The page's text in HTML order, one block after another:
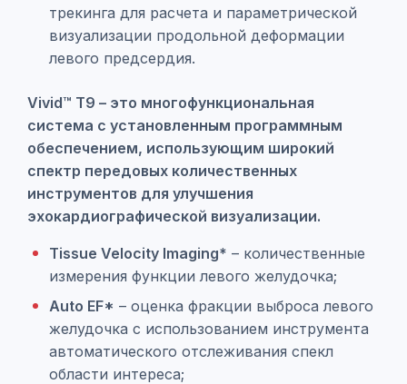
трекинга для расчета и параметрической
визуализации продольной деформации
левого предсердия.
Vivid™ T9 – это многофункциональная
система с установленным программным
обеспечением, использующим широкий
спектр передовых количественных
инструментов для улучшения
эхокардиографической визуализации.
Tissue Velocity Imaging* – количественные
измерения функции левого желудочка;
Auto EF* – оценка фракции выброса левого
желудочка с использованием инструмента
автоматического отслеживания спекл
области интереса;